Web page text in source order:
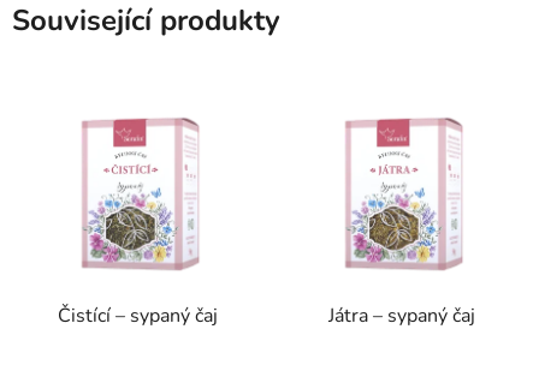
Související produkty
Čistící – sypaný čaj Játra – sypaný čaj